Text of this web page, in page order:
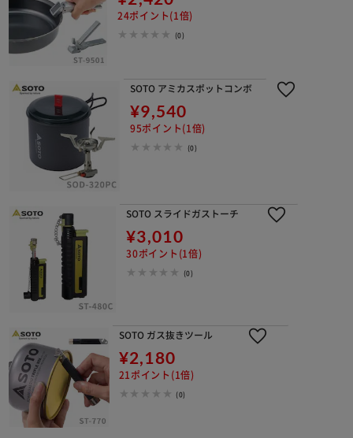
24ポイント(1倍)
(0)
SOTO アミカスポットコンボ
¥9,540
95ポイント(1倍)
(0)
SOTO スライドガストーチ
¥3,010
30ポイント(1倍)
(0)
SOTO ガス抜きツール
¥2,180
21ポイント(1倍)
(0)